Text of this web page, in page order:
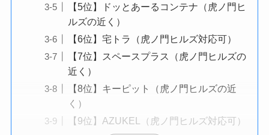
【5位】ドッとあーるコンテナ（虎ノ門ヒ
ルズの近く）
【6位】宅トラ（虎ノ門ヒルズ対応可）
【7位】スペースプラス（虎ノ門ヒルズの
近く）
【8位】キーピット（虎ノ門ヒルズの近
く）
【9位】AZUKEL（虎ノ門ヒルズ対応可）